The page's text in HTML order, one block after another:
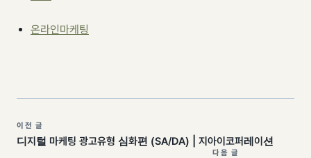
온라인마케팅
이전 글
디지털 마케팅 광고유형 심화편 (SA/DA) | 지아이코퍼레이션
다음 글